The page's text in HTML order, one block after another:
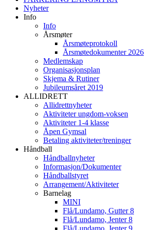
Nyheter
Info
Info
Årsmøter
Årsmøteprotokoll
Årsmøtedokumenter 2026
Medlemskap
Organisasjonsplan
Skjema & Rutiner
Jubileumsåret 2019
ALLIDRETT
Allidrettnyheter
Aktiviteter ungdom-voksen
Aktiviteter 1-4 klasse
Åpen Gymsal
Betaling aktiviteter/treninger
Håndball
Håndballnyheter
Informasjon/Dokumenter
Håndballstyret
Arrangement/Aktiviteter
Barnelag
MINI
Flå/Lundamo, Gutter 8
Flå/Lundamo, Jenter 8
Flå/Lundamo, Jenter 9